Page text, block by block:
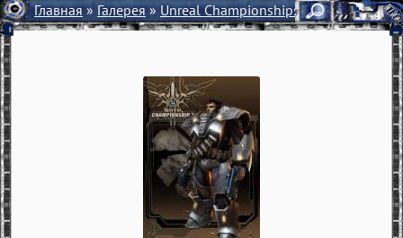
Главная»Галерея»Unreal Championships» Арт